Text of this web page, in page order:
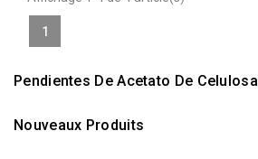
1
Pendientes De Acetato De Celulosa
Nouveaux Produits